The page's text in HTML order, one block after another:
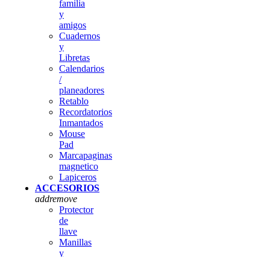
familia
y
amigos
Cuadernos
y
Libretas
Calendarios
/
planeadores
Retablo
Recordatorios
Inmantados
Mouse
Pad
Marcapaginas
magnetico
Lapiceros
ACCESORIOS
addremove
Protector
de
llave
Manillas
y